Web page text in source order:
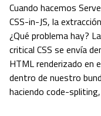
Cuando hacemos
CSS-in-JS, la
¿Qué problema hay?
critical CSS se envía
HTML renderizado en
dentro de nuestro
haciendo code-